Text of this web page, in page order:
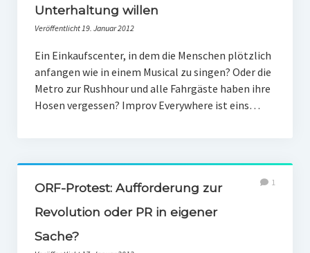
Unterhaltung willen
Veröffentlicht 19. Januar 2012
Ein Einkaufscenter, in dem die Menschen plötzlich
anfangen wie in einem Musical zu singen? Oder die
Metro zur Rushhour und alle Fahrgäste haben ihre
Hosen vergessen? Improv Everywhere ist eins…
ORF-Protest: Aufforderung zur
Revolution oder PR in eigener
Sache?
1